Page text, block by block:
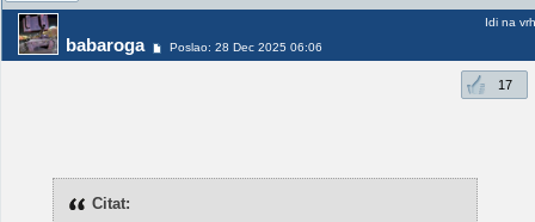
babaroga Poslao: 28 Dec 2025 06:06
Idi na vrh
17
Citat: